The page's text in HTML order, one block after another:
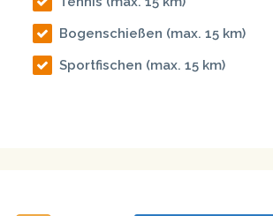
Bogenschießen (max. 15 km)
Sportfischen (max. 15 km)